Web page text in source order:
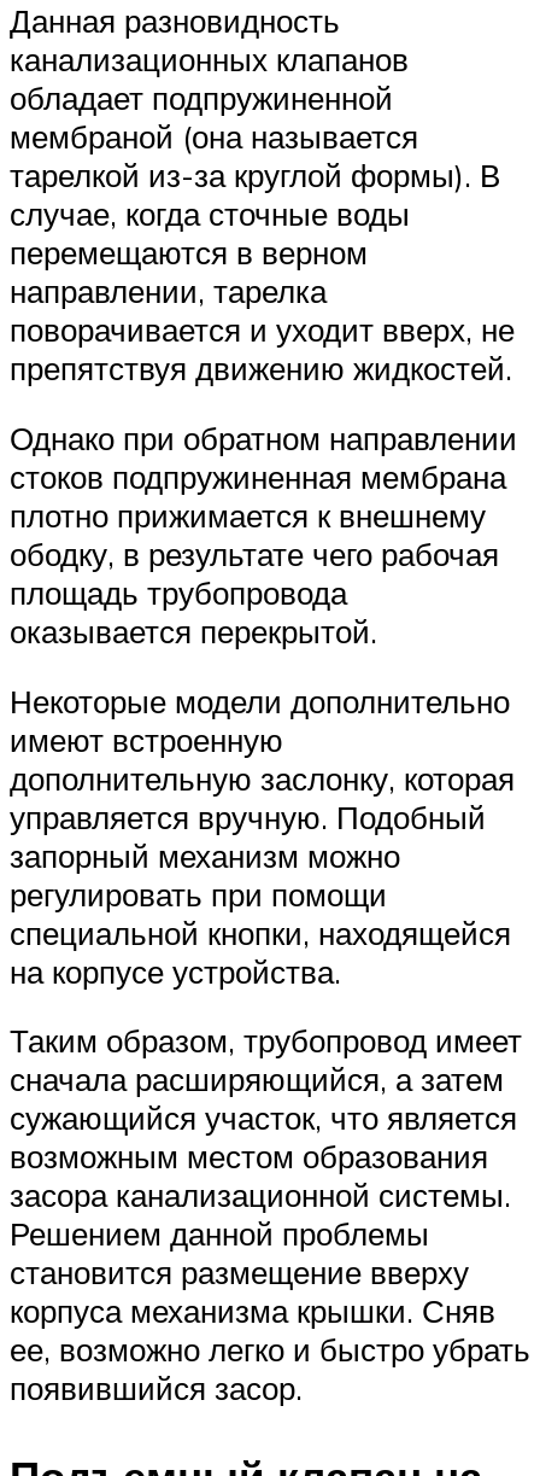
Данная разновидность
канализационных клапанов
обладает подпружиненной
мембраной (она называется
тарелкой из-за круглой формы). В
случае, когда сточные воды
перемещаются в верном
направлении, тарелка
поворачивается и уходит вверх, не
препятствуя движению жидкостей.
Однако при обратном направлении
стоков подпружиненная мембрана
плотно прижимается к внешнему
ободку, в результате чего рабочая
площадь трубопровода
оказывается перекрытой.
Некоторые модели дополнительно
имеют встроенную
дополнительную заслонку, которая
управляется вручную. Подобный
запорный механизм можно
регулировать при помощи
специальной кнопки, находящейся
на корпусе устройства.
Таким образом, трубопровод имеет
сначала расширяющийся, а затем
сужающийся участок, что является
возможным местом образования
засора канализационной системы.
Решением данной проблемы
становится размещение вверху
корпуса механизма крышки. Сняв
ее, возможно легко и быстро убрать
появившийся засор.